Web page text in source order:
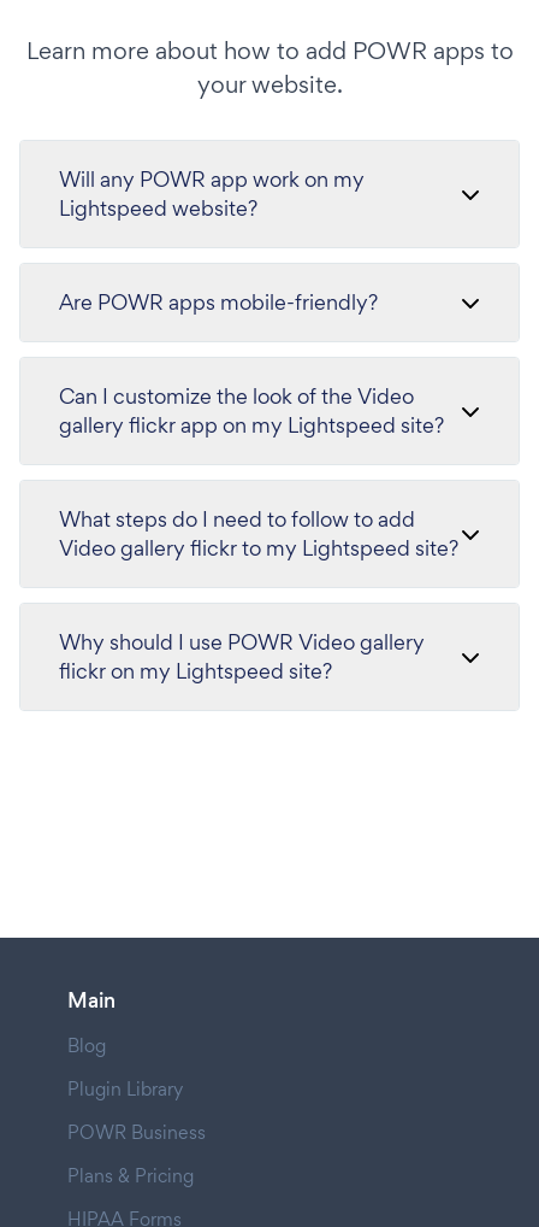
Learn more about how to add POWR apps to
your website.
Will any POWR app work on my
Lightspeed website?
Are POWR apps mobile-friendly?
Can I customize the look of the Video
gallery flickr app on my Lightspeed site?
What steps do I need to follow to add
Video gallery flickr to my Lightspeed site?
Why should I use POWR Video gallery
flickr on my Lightspeed site?
Main
Blog
Plugin Library
POWR Business
Plans & Pricing
HIPAA Forms